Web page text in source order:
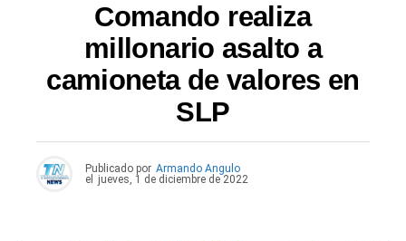
Comando realiza
millonario asalto a
camioneta de valores en
SLP
Publicado por Armando Angulo
el
jueves, 1 de diciembre de 2022